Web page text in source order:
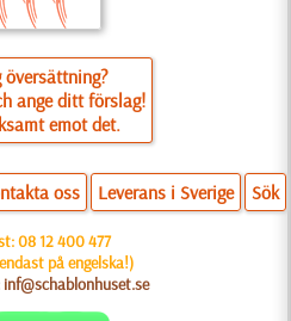
översättning?
ange ditt förslag!
emot det.
oss Leverans i Sverige Sök
08 12 400 477
på engelska!)
inf@schablonhuset.se